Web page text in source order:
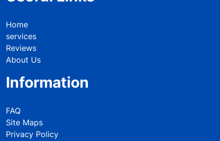
Home
services
Reviews
About Us
Information
FAQ
Site Maps
Privacy Policy